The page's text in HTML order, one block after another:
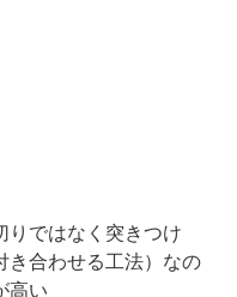
りではなく突きつけ
き合わせる工法）なの
高い